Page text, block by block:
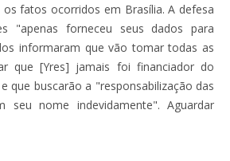
fatos ocorridos em Brasília. A defesa
"apenas forneceu seus dados para
informaram que vão tomar todas as
que [Yres] jamais foi financiador do
que buscarão a "responsabilização das
seu nome indevidamente". Aguardar